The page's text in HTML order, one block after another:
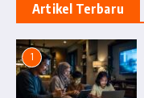
Artikel Terbaru
1